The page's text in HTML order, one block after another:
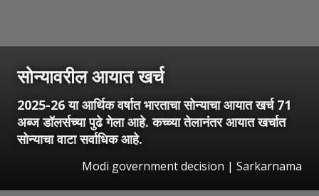
सोन्यावरील आयात खर्च
2025-26 या आर्थिक वर्षात भारताचा सोन्याचा आयात खर्च 71
अब्ज डॉलर्सच्या पुढे गेला आहे. कच्च्या तेलानंतर आयात खर्चात
सोन्याचा वाटा सर्वाधिक आहे.
Modi government decision | Sarkarnama